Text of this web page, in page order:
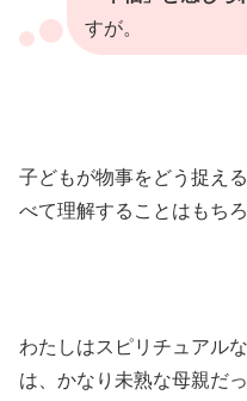
すが。
子どもが物事をどう捉え
べて理解することはもち
わたしはスピリチュアル
は、かなり未熟な母親だ